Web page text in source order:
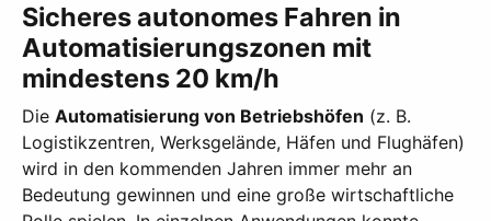
Sicheres autonomes Fahren in
Automatisierungszonen mit
mindestens 20 km/h
Die Automatisierung von Betriebshöfen (z. B.
Logistikzentren, Werksgelände, Häfen und Flughäfen)
wird in den kommenden Jahren immer mehr an
Bedeutung gewinnen und eine große wirtschaftliche